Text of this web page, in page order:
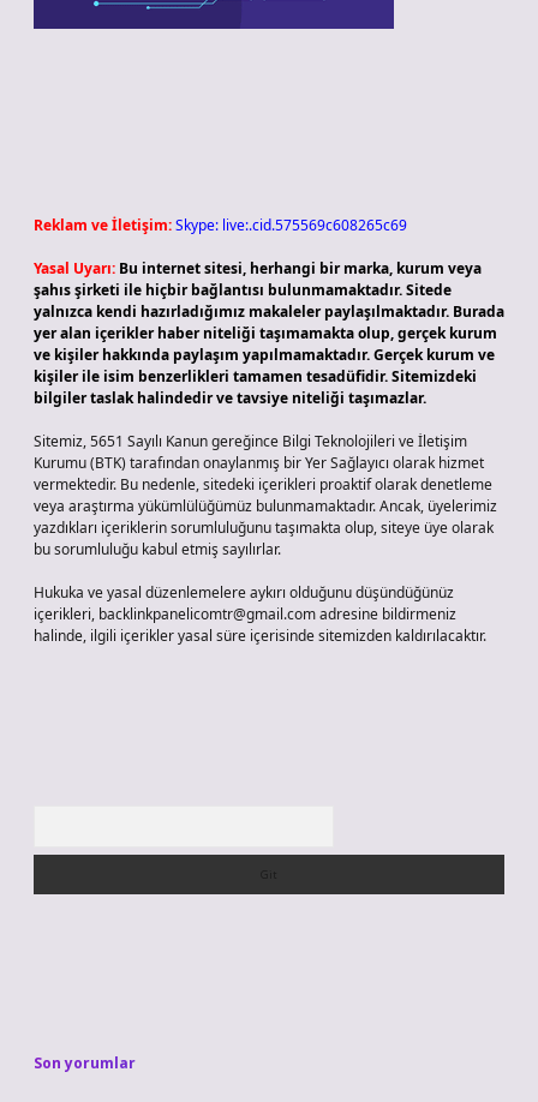
Reklam ve İletişim:Skype: live:.cid.575569c608265c69
Yasal Uyarı: Bu internet sitesi, herhangi bir marka, kurum veya
şahıs şirketi ile hiçbir bağlantısı bulunmamaktadır. Sitede
yalnızca kendi hazırladığımız makaleler paylaşılmaktadır. Burada
yer alan içerikler haber niteliği taşımamakta olup, gerçek kurum
ve kişiler hakkında paylaşım yapılmamaktadır. Gerçek kurum ve
kişiler ile isim benzerlikleri tamamen tesadüfidir. Sitemizdeki
bilgiler taslak halindedir ve tavsiye niteliği taşımazlar.
Sitemiz, 5651 Sayılı Kanun gereğince Bilgi Teknolojileri ve İletişim
Kurumu (BTK) tarafından onaylanmış bir Yer Sağlayıcı olarak hizmet
vermektedir. Bu nedenle, sitedeki içerikleri proaktif olarak denetleme
veya araştırma yükümlülüğümüz bulunmamaktadır. Ancak, üyelerimiz
yazdıkları içeriklerin sorumluluğunu taşımakta olup, siteye üye olarak
bu sorumluluğu kabul etmiş sayılırlar.
Hukuka ve yasal düzenlemelere aykırı olduğunu düşündüğünüz
içerikleri, backlinkpanelicomtr@gmail.comadresine bildirmeniz
halinde, ilgili içerikler yasal süre içerisinde sitemizden kaldırılacaktır.
Son yorumlar